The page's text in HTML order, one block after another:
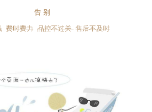
告 别
费时费力 品控不过关 售后不及时